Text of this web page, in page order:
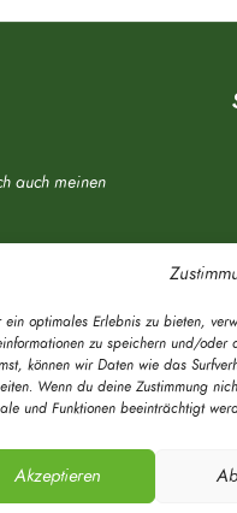
ein optimales Erlebnis zu bieten,
zu speichern und/oder
können wir Daten wie das
Wenn du deine Zustimmung
und Funktionen beeinträchtigt
Akzeptieren
auch meinen